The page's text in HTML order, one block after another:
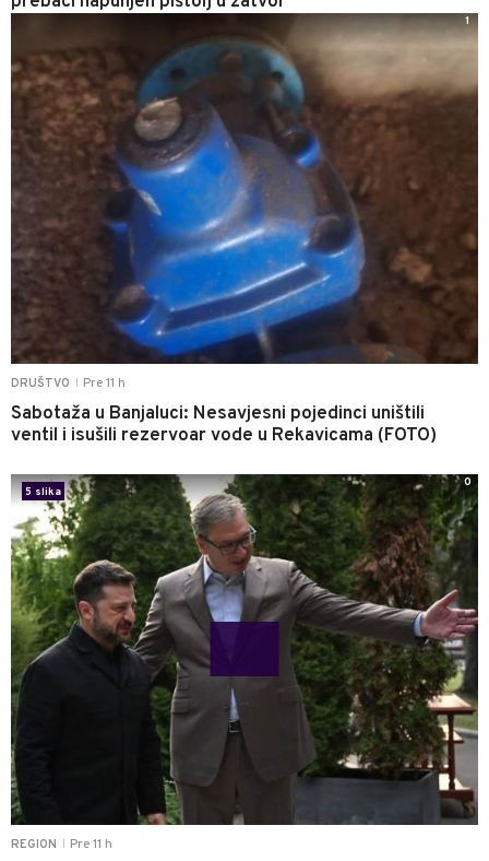
DRUŠTVO Pre 11 h
Sabotaža u Banjaluci: Nesavjesni pojedinci uništili
ventil i isušili rezervoar vode u Rekavicama (FOTO)
1
REGION Pre 11 h
5 slika
0